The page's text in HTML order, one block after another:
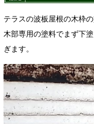
テラスの波板屋根の木枠の
木部専用の塗料でまず下
ぎます。